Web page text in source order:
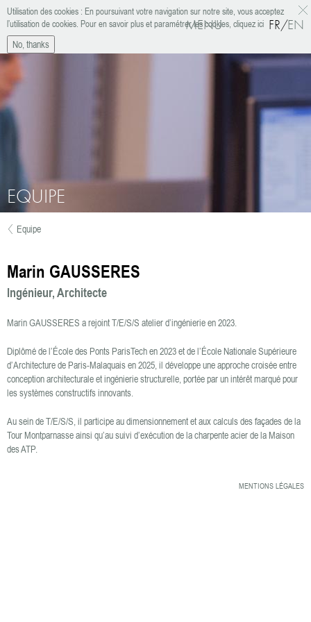
Aller au contenu principal
Utilisation des cookies : En poursuivant votre navigation sur notre site, vous acceptez
l’utilisation de cookies. Pour en savoir plus et paramétrer les cookies, cliquez ici
I
No, thanks
MENU FR EN
EQUIPE
Equipe
Marin GAUSSERES
Ingénieur Architecte
Marin GAUSSERES a rejoint T/E/S/S atelier d’ingénierie en 2023.
Diplômé de l’École des Ponts ParisTech en 2023 et de l’École Nationale Supérieure
d’Architecture de Paris-Malaquais en 2025, il développe une approche croisée entre
conception architecturale et ingénierie structurelle, portée par un intérêt marqué pour
les systèmes constructifs innovants.
Au sein de T/E/S/S, il participe au dimensionnement et aux calculs des façades de la
Tour Montparnasse ainsi qu’au suivi d’exécution de la charpente acier de la Maison
des ATP.
MENTIONS LÉGALES